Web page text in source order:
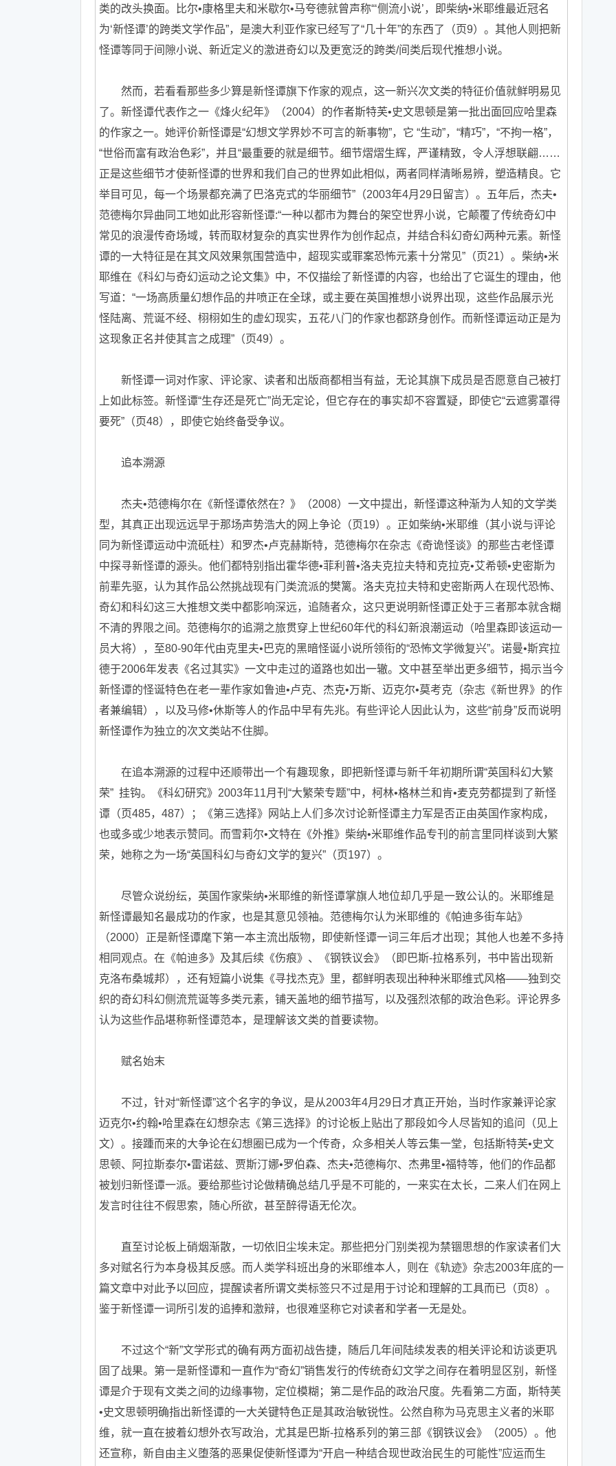
类的改头换面。比尔•康格里夫和米歇尔•马夸德就曾声称“‘侧流小说’，即柴纳•米耶维最近冠名
为‘新怪谭’的跨类文学作品”，是澳大利亚作家已经写了“几十年”的东西了（页9）。其他人则把新
怪谭等同于间隙小说、新近定义的激进奇幻以及更宽泛的跨类/间类后现代推想小说。
然而，若看看那些多少算是新怪谭旗下作家的观点，这一新兴次文类的特征价值就鲜明易见
了。新怪谭代表作之一《烽火纪年》（2004）的作者斯特芙•史文思顿是第一批出面回应哈里森
的作家之一。她评价新怪谭是“幻想文学界妙不可言的新事物”，它 “生动”，“精巧”，“不拘一格”，
“世俗而富有政治色彩”，并且“最重要的就是细节。细节熠熠生辉，严谨精致，令人浮想联翩……
正是这些细节才使新怪谭的世界和我们自己的世界如此相似，两者同样清晰易辨，塑造精良。它
举目可见，每一个场景都充满了巴洛克式的华丽细节”（2003年4月29日留言）。五年后，杰夫•
范德梅尔异曲同工地如此形容新怪谭:“一种以都市为舞台的架空世界小说，它颠覆了传统奇幻中
常见的浪漫传奇场域，转而取材复杂的真实世界作为创作起点，并结合科幻奇幻两种元素。新怪
谭的一大特征是在其文风效果氛围营造中，超现实或罪案恐怖元素十分常见”（页21）。柴纳•米
耶维在《科幻与奇幻运动之论文集》中，不仅描绘了新怪谭的内容，也给出了它诞生的理由，他
写道：“一场高质量幻想作品的井喷正在全球，或主要在英国推想小说界出现，这些作品展示光
怪陆离、荒诞不经、栩栩如生的虚幻现实，五花八门的作家也都跻身创作。而新怪谭运动正是为
这现象正名并使其言之成理”（页49）。
新怪谭一词对作家、评论家、读者和出版商都相当有益，无论其旗下成员是否愿意自己被打
上如此标签。新怪谭“生存还是死亡”尚无定论，但它存在的事实却不容置疑，即使它“云遮雾罩得
要死”（页48），即使它始终备受争议。
追本溯源
杰夫•范德梅尔在《新怪谭依然在？》（2008）一文中提出，新怪谭这种渐为人知的文学类
型，其真正出现远远早于那场声势浩大的网上争论（页19）。正如柴纳•米耶维（其小说与评论
同为新怪谭运动中流砥柱）和罗杰•卢克赫斯特，范德梅尔在杂志《奇诡怪谈》的那些古老怪谭
中探寻新怪谭的源头。他们都特别指出霍华德•菲利普•洛夫克拉夫特和克拉克•艾希顿•史密斯为
前辈先驱，认为其作品公然挑战现有门类流派的樊篱。洛夫克拉夫特和史密斯两人在现代恐怖、
奇幻和科幻这三大推想文类中都影响深远，追随者众，这只更说明新怪谭正处于三者那本就含糊
不清的界限之间。范德梅尔的追溯之旅贯穿上世纪60年代的科幻新浪潮运动（哈里森即该运动一
员大将），至80-90年代由克里夫•巴克的黑暗怪诞小说所领衔的“恐怖文学微复兴”。诺曼•斯宾拉
德于2006年发表《名过其实》一文中走过的道路也如出一辙。文中甚至举出更多细节，揭示当今
新怪谭的怪诞特色在老一辈作家如鲁迪•卢克、杰克•万斯、迈克尔•莫考克（杂志《新世界》的作
者兼编辑），以及马修•休斯等人的作品中早有先兆。有些评论人因此认为，这些“前身”反而说明
新怪谭作为独立的次文类站不住脚。
在追本溯源的过程中还顺带出一个有趣现象，即把新怪谭与新千年初期所谓“英国科幻大繁
荣” 挂钩。《科幻研究》2003年11月刊“大繁荣专题”中，柯林•格林兰和肯•麦克劳都提到了新怪
谭（页485，487）；《第三选择》网站上人们多次讨论新怪谭主力军是否正由英国作家构成，
也或多或少地表示赞同。而雪莉尔•文特在《外推》柴纳•米耶维作品专刊的前言里同样谈到大繁
荣，她称之为一场“英国科幻与奇幻文学的复兴”（页197）。
尽管众说纷纭，英国作家柴纳•米耶维的新怪谭掌旗人地位却几乎是一致公认的。米耶维是
新怪谭最知名最成功的作家，也是其意见领袖。范德梅尔认为米耶维的《帕迪多街车站》
（2000）正是新怪谭麾下第一本主流出版物，即使新怪谭一词三年后才出现；其他人也差不多持
相同观点。在《帕迪多》及其后续《伤痕》、《钢铁议会》（即巴斯-拉格系列，书中皆出现新
克洛布桑城邦），还有短篇小说集《寻找杰克》里，都鲜明表现出种种米耶维式风格——独到交
织的奇幻科幻侧流荒诞等多类元素，铺天盖地的细节描写，以及强烈浓郁的政治色彩。评论界多
认为这些作品堪称新怪谭范本，是理解该文类的首要读物。
赋名始末
不过，针对“新怪谭”这个名字的争议，是从2003年4月29日才真正开始，当时作家兼评论家
迈克尔•约翰•哈里森在幻想杂志《第三选择》的讨论板上贴出了那段如今人尽皆知的追问（见上
文）。接踵而来的大争论在幻想圈已成为一个传奇，众多相关人等云集一堂，包括斯特芙•史文
思顿、阿拉斯泰尔•雷诺兹、贾斯汀娜•罗伯森、杰夫•范德梅尔、杰弗里•福特等，他们的作品都
被划归新怪谭一派。要给那些讨论做精确总结几乎是不可能的，一来实在太长，二来人们在网上
发言时往往不假思索，随心所欲，甚至醉得语无伦次。
直至讨论板上硝烟渐散，一切依旧尘埃未定。那些把分门别类视为禁锢思想的作家读者们大
多对赋名行为本身极其反感。而人类学科班出身的米耶维本人，则在《轨迹》杂志2003年底的一
篇文章中对此予以回应，提醒读者所谓文类标签只不过是用于讨论和理解的工具而已（页8）。
鉴于新怪谭一词所引发的追捧和激辩，也很难坚称它对读者和学者一无是处。
不过这个“新”文学形式的确有两方面初战告捷，随后几年间陆续发表的相关评论和访谈更巩
固了战果。第一是新怪谭和一直作为“奇幻”销售发行的传统奇幻文学之间存在着明显区别，新怪
谭是介于现有文类之间的边缘事物，定位模糊；第二是作品的政治尺度。先看第二方面，斯特芙
•史文思顿明确指出新怪谭的一大关键特色正是其政治敏锐性。公然自称为马克思主义者的米耶
维，就一直在披着幻想外衣写政治，尤其是巴斯-拉格系列的第三部《钢铁议会》（2005）。他
还宣称，新自由主义堕落的恶果促使新怪谭为“开启一种结合现世政治民生的可能性”应运而生